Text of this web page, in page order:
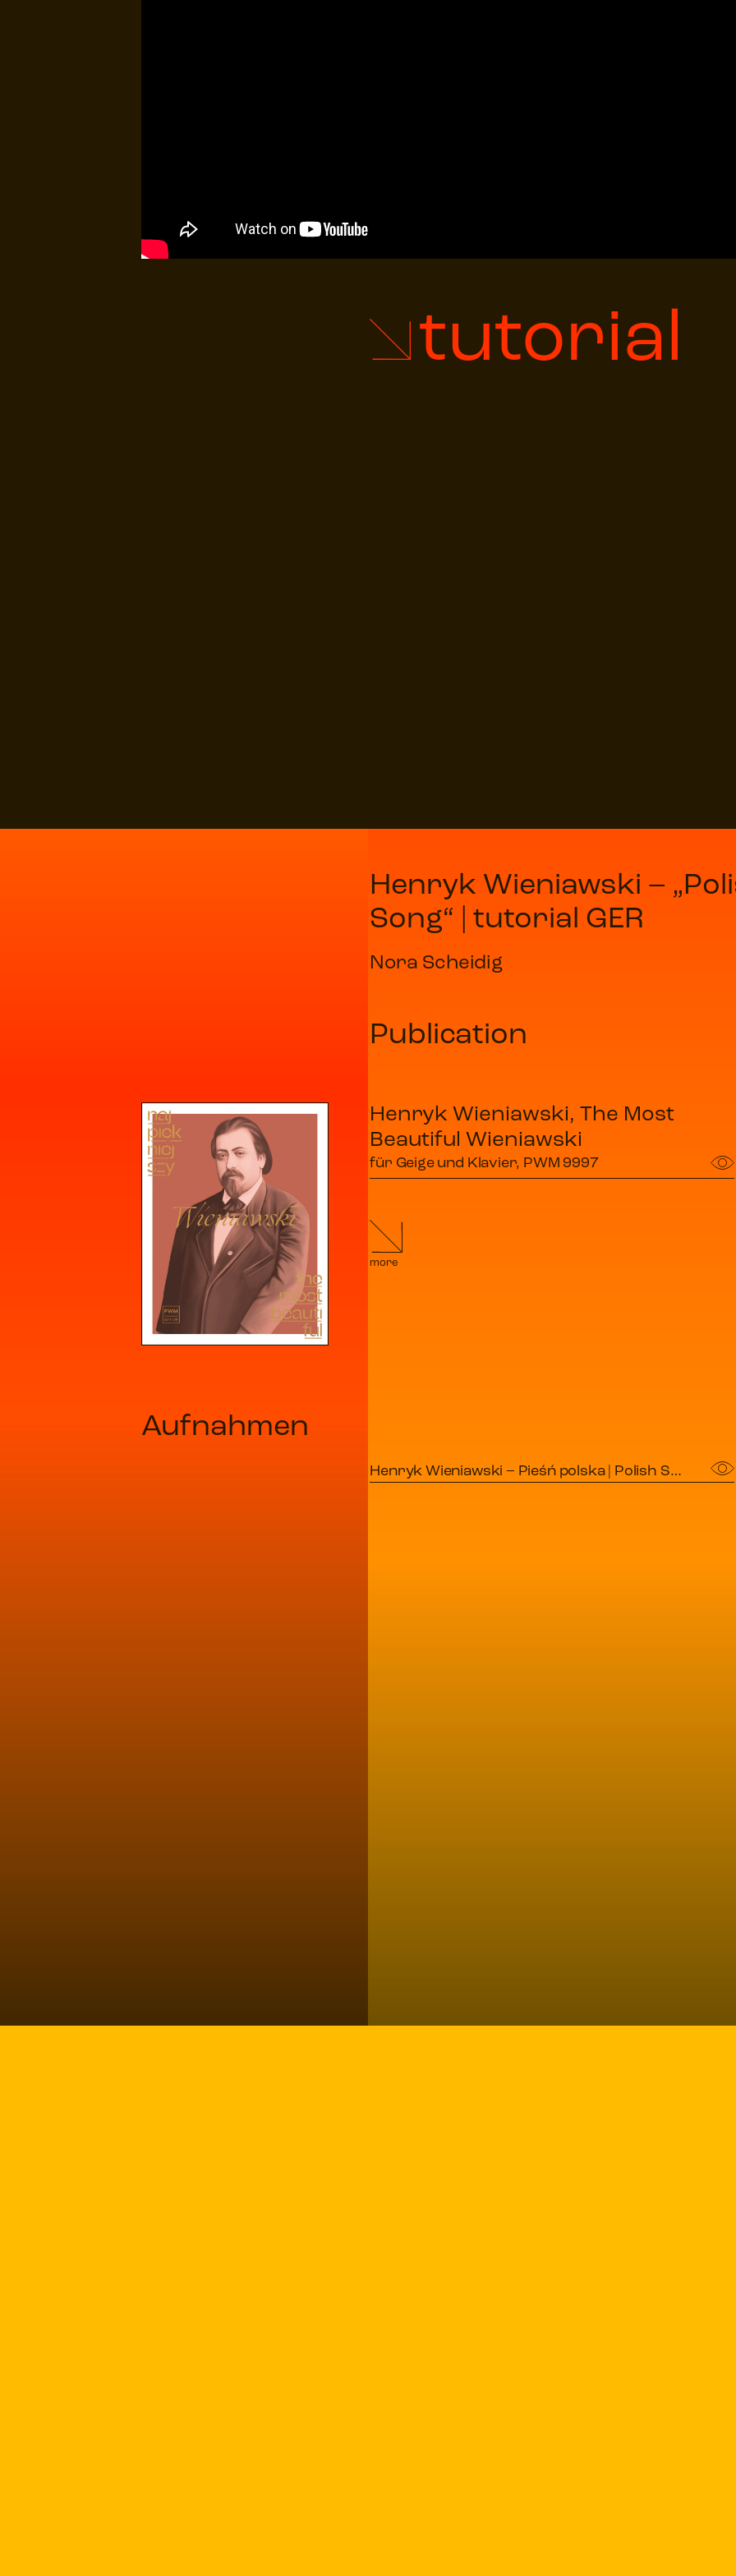
tutorial
Henryk Wieniawski –
Song“ | tutorial GER
Nora Scheidig
Publication
Henryk Wieniawski, The Most
Beautiful Wieniawski
für Geige und Klavier, PWM 9997
more
Aufnahmen
Henryk Wieniawski – Pieśń polska | Polish Song